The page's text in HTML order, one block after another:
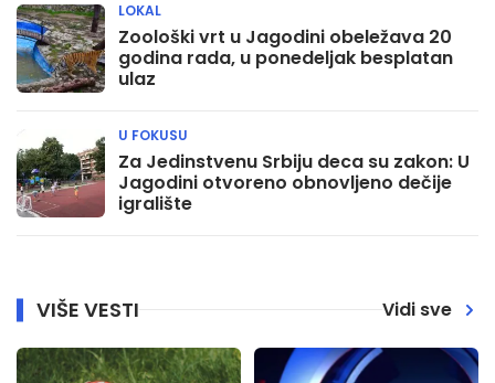
Zoološki vrt u Jagodini obeležava 20
godina rada, u ponedeljak besplatan
ulaz
LOKAL
Za Jedinstvenu Srbiju deca su zakon: U
Jagodini otvoreno obnovljeno dečije
igralište
U FOKUSU
VIŠE VESTI Vidi sve